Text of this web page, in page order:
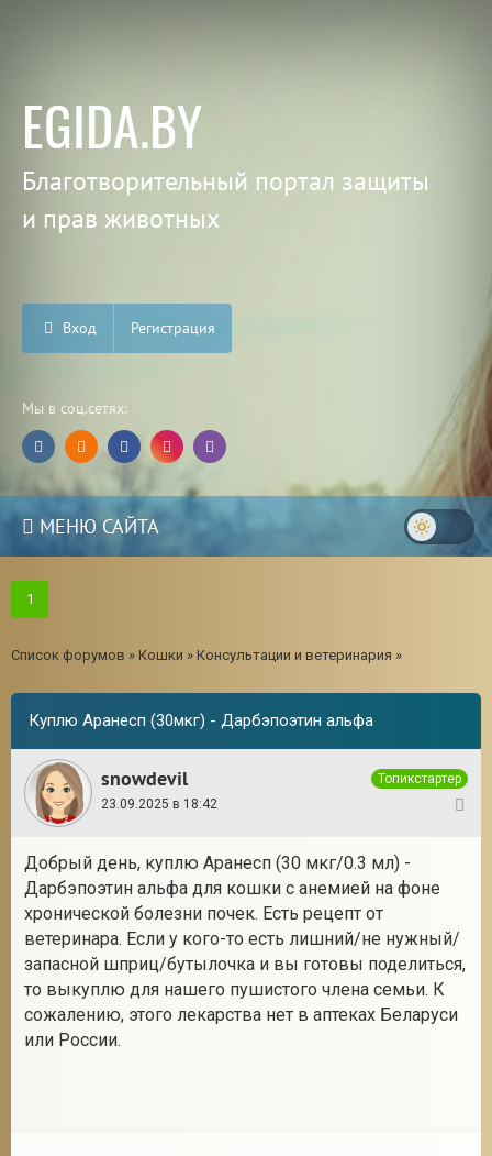
EGIDA.BY
Благотворительный портал защиты
и прав животных
Вход Регистрация
Мы в соц.сетях:
МЕНЮ САЙТА
1
Список форумов » Кошки » Консультации и ветеринария »
Куплю Аранесп (30мкг) - Дарбэпоэтин альфа
snowdevil
Топикстартер
23.09.2025 в 18:42
Добрый день, куплю Аранесп (30 мкг/0.3 мл) -
Дарбэпоэтин альфа для кошки с анемией на фоне
хронической болезни почек. Есть рецепт от
ветеринара. Если у кого-то есть лишний/не нужный/
запасной шприц/бутылочка и вы готовы поделиться,
то выкуплю для нашего пушистого члена семьи. К
сожалению, этого лекарства нет в аптеках Беларуси
или России.